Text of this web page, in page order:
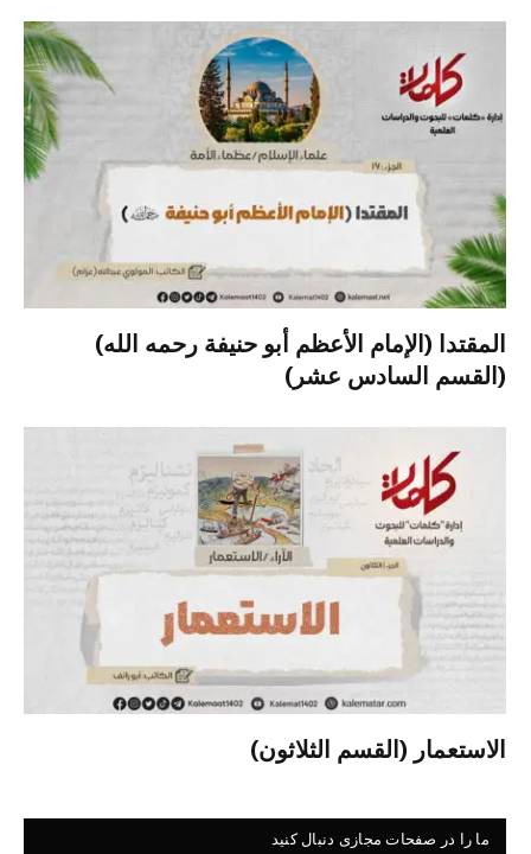
المقتدا (الإمام الأعظم أبو حنيفة رحمه الله)
(القسم السادس عشر)
الاستعمار (القسم الثلاثون)
ما را در صفحات مجازی دنبال کنید